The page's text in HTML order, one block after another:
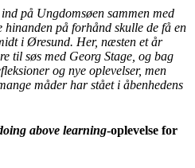
på Ungdomsøen sammen med
hinanden på forhånd skulle de få en
i Øresund. Her, næsten et år
til søs med Georg Stage, og bag
og nye oplevelser, men
måder har stået i åbenhedens
above learning-oplevelse for